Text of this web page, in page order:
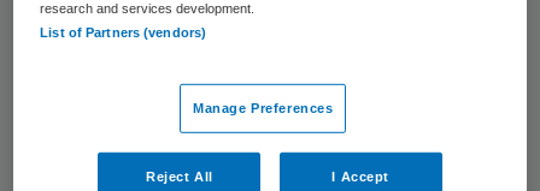
Puinhoop van Klink
Binnenlandse Zaken wil 150 miljoen euro
op de thuiszorg en 50 miljoen
door meer efficiency binnen de Wmo. Van
research and services development.
List of Partners (vendors)
Manage Preferences
Reject All I Accept